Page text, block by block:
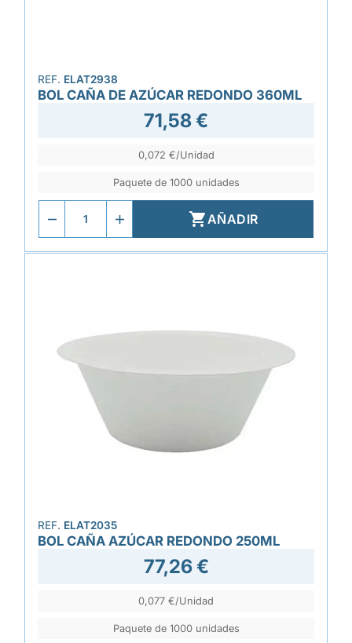
REF. ELAT2938
BOL CAÑA DE AZÚCAR REDONDO 360ML
71,58 €
0,072 €/Unidad
Paquete de 1000 unidades
AÑADIR
REF. ELAT2035
BOL CAÑA AZÚCAR REDONDO 250ML
77,26 €
0,077 €/Unidad
Paquete de 1000 unidades